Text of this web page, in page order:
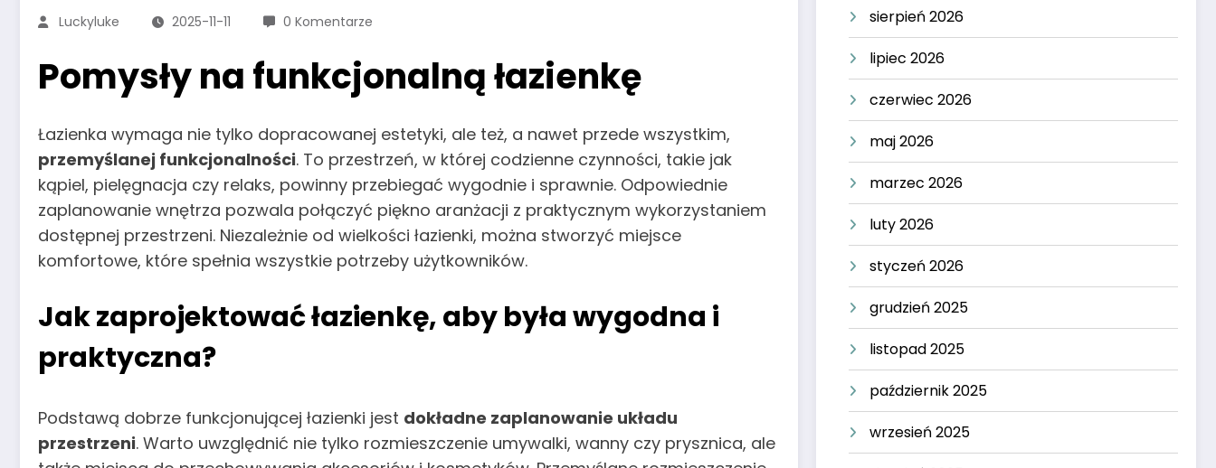
Luckyluke
2025-11-11 0 Komentarze
Pomysły na funkcjonalną łazienkę
Łazienka wymaga nie tylko dopracowanej estetyki, ale też, a nawet przede wszystkim,
przemyślanej funkcjonalności. To przestrzeń, w której codzienne czynności, takie jak
kąpiel, pielęgnacja czy relaks, powinny przebiegać wygodnie i sprawnie. Odpowiednie
zaplanowanie wnętrza pozwala połączyć piękno aranżacji z praktycznym wykorzystaniem
dostępnej przestrzeni. Niezależnie od wielkości łazienki, można stworzyć miejsce
komfortowe, które spełnia wszystkie potrzeby użytkowników.
Jak zaprojektować łazienkę, aby była wygodna i
praktyczna?
Podstawą dobrze funkcjonującej łazienki jest dokładne zaplanowanie układu
przestrzeni. Warto uwzględnić nie tylko rozmieszczenie umywalki, wanny czy prysznica, ale
sierpień 2026
lipiec 2026
czerwiec 2026
maj 2026
marzec 2026
luty 2026
styczeń 2026
grudzień 2025
listopad 2025
październik 2025
wrzesień 2025